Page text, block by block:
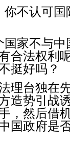
你不认可
国家不与
合法权利
挺好吗？
理台独在
造势引战
，然后借
国政府是